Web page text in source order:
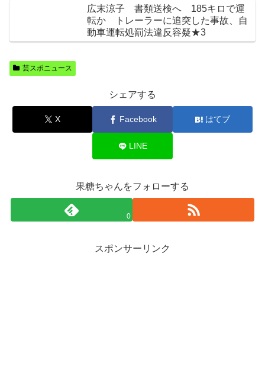
広末涼子 書類送検へ 185キロで運
転か トレーラーに追突した事故、自
動車運転処罰法違反容疑★3
芸スポニュース
シェアする
X Facebook はてブ
LINE
果糖ちゃんをフォローする
0
スポンサーリンク